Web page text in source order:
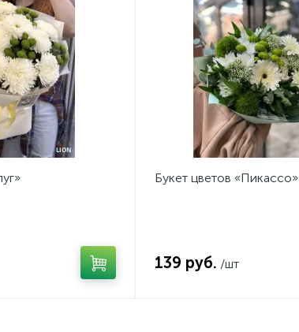
Букет цветов «Пикассо»
139 руб. /шт